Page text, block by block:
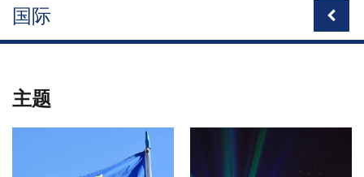
国际
主题